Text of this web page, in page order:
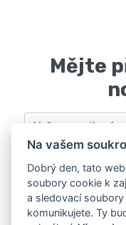
Mějte
Email
Odesláním souhlasíte
nabízení a zpracování
Haščáková, IČ:
souhlas odvolat. Více
Na vašem
Dobrý den, tato
soubory cookie k
a sledovací
komunikujete. Ty